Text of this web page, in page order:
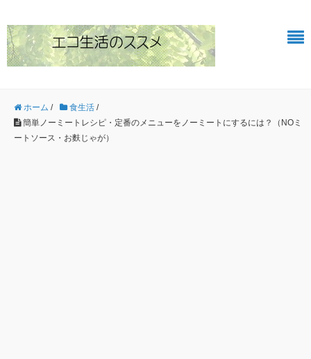
ホーム / 食生活 /
簡単ノーミートレシピ・定番のメニューをノーミートにするには？（NOミ
ートソース・お麩じゃが）